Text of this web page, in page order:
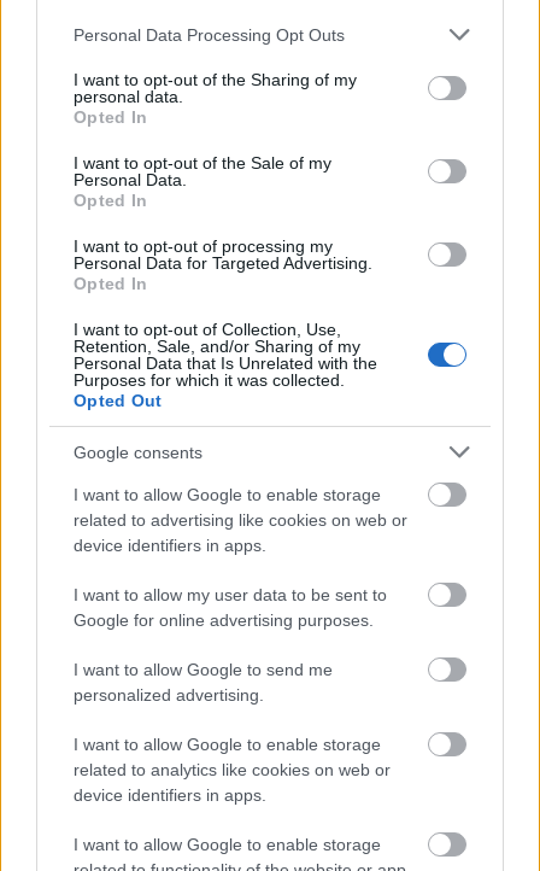
Please note that this website/app uses one or more Google
not limited to your visit or usage behaviour. You may click to
grant or deny consent to Google and its third-party tags to
use your data for below specified purposes in below Google
consent section.
Personal Data Processing Opt Outs
I want to opt-out of the Sharing of my
personal data.
Opted In
I want to opt-out of the Sale of my
Personal Data.
Opted In
I want to opt-out of processing my
Personal Data for Targeted Advertising.
Opted In
I want to opt-out of Collection, Use,
Retention, Sale, and/or Sharing of my
Personal Data that Is Unrelated with the
Purposes for which it was collected.
Opted Out
Google consents
I want to allow Google to enable storage
related to advertising like cookies on web or
device identifiers in apps.
I want to allow my user data to be sent to
Google for online advertising purposes.
I want to allow Google to send me
personalized advertising.
I want to allow Google to enable storage
related to analytics like cookies on web or
device identifiers in apps.
I want to allow Google to enable storage
dzsefi
nem inkább akkor van gáz, ha a linket
meglátoagatva be is jelentekzik a júzer a facebookos
adatokat, akkor minek a két kitöltendő mező, meg a
lemásolt belépési képernyő?
Hargita Nándor
17 éve
a sima megtekintés kevés, be is kell lépni.
de azért cseréltem jelszót.
atleta.hu
17 éve
i tclan.be ? Ja, ne
irjatok bele a jelszot... :) En asszem tegnap kaptam
egy ismerostol, hogy nezzem meg, ma mar szol a
firefox, hogy hamisitott website van az URL mogott.
Az a fura, hogy facebook logo vagy felirat nincs rajta,
design azonos. Ha meg beirod a jelszot, akkor